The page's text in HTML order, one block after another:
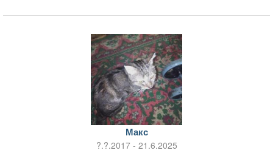
Макс
?.?.2017 - 21.6.2025